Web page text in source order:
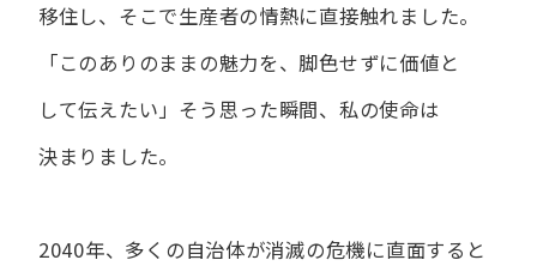
移住し、​そこで​生産者の​情熱に​直接触れました。
「この​ありの​ままの​魅力を、​脚色せずに​価値と​
して​伝えたい」 そう​思った​瞬間、​私の​使命は​
決まりました。
2040年、多くの自治体が消滅の危機に直面すると